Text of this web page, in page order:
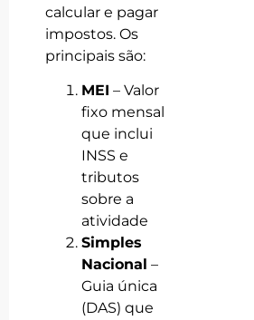
calcular e pagar
impostos. Os
principais são:
MEI – Valor
fixo mensal
que inclui
INSS e
tributos
sobre a
atividade
Simples
Nacional –
Guia única
(DAS) que